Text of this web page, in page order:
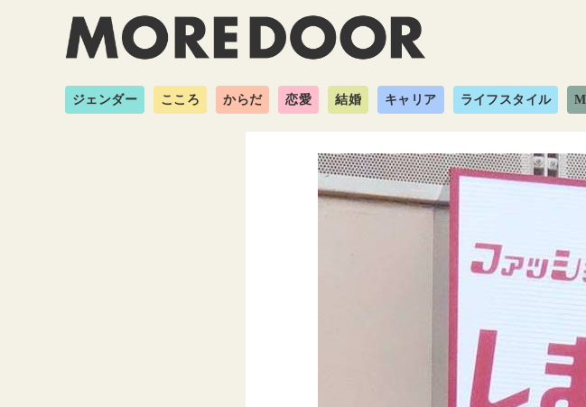
ジェンダー こころ からだ 恋愛 結婚 キャリア ライフスタイル